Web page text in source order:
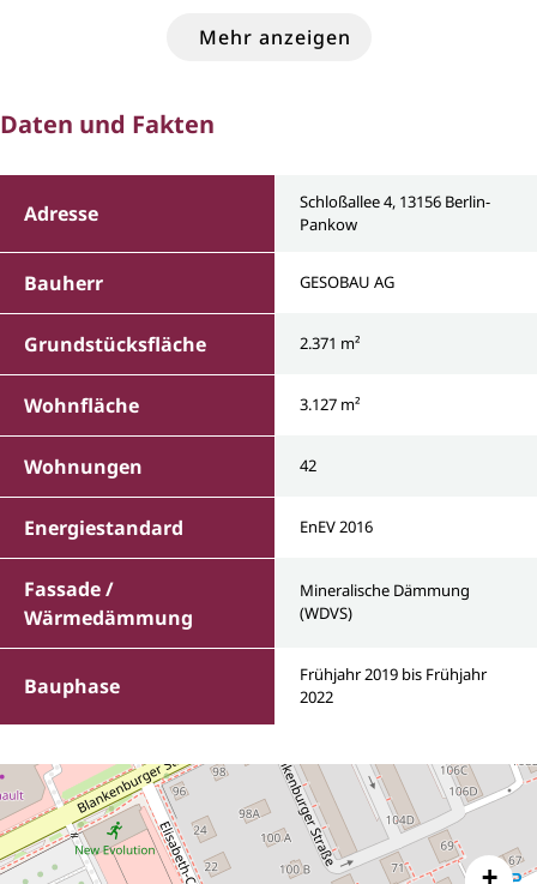
Mehr anzeigen
Daten und Fakten
Adresse
Schloßallee 4, 13156 Berlin-
Pankow
Bauherr GESOBAU AG
Grundstücksfläche 2.371 m²
Wohnfläche 3.127 m²
Wohnungen 42
Energiestandard EnEV 2016
Fassade /
Wärmedämmung
Mineralische Dämmung
(WDVS)
Bauphase
Frühjahr 2019 bis Frühjahr
2022
+